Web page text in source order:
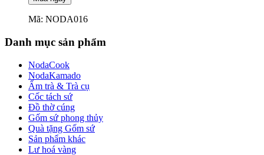
Mã: NODA016
Danh mục sản phẩm
NodaCook
NodaKamado
Ấm trà & Trà cụ
Cốc tách sứ
Đồ thờ cúng
Gốm sứ phong thủy
Quà tặng Gốm sứ
Sản phẩm khác
Lư hoá vàng